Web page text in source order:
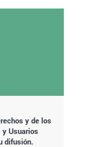
y de los
y Usuarios
difusión.